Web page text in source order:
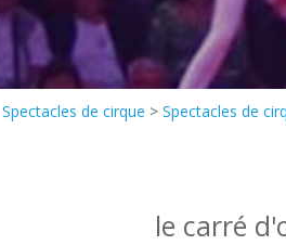
de cirque > Spectacles de
le carré